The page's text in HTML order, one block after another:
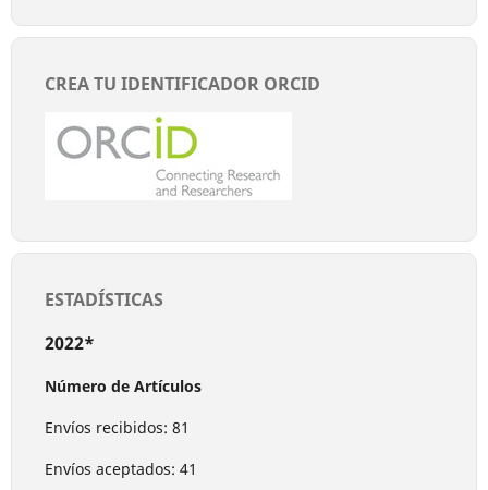
CREA TU IDENTIFICADOR ORCID
ESTADÍSTICAS
2022*
Número de Artículos
Envíos recibidos: 81
Envíos aceptados: 41